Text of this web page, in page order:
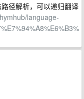
径解析，可以递归翻译
language-